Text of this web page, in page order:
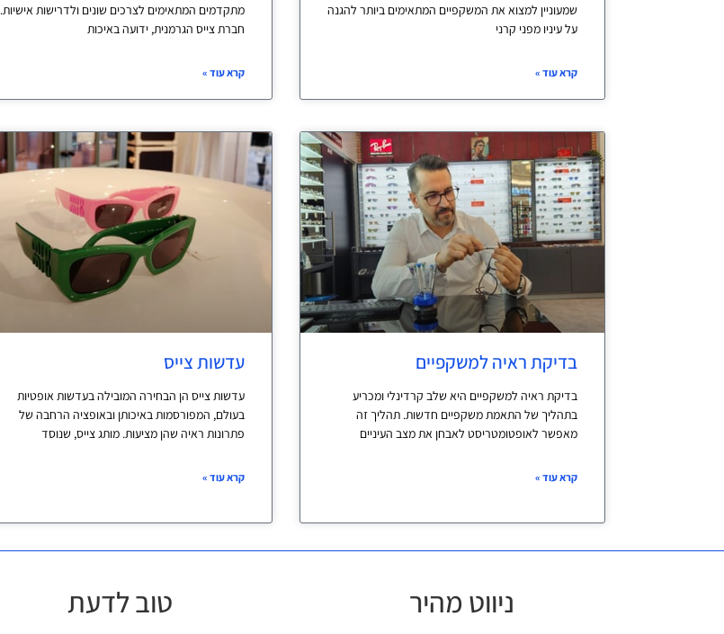
שמעוניין למצוא את המשקפיים המתאימים ביותר להגנה
על עיניו מפני קרני
קרא עוד »
מתקדמים המתאימים לצרכים שונים ולדרישות אישיות.
חברת צייס הגרמנית, ידועה באיכות
קרא עוד »
בדיקת ראיה למשקפיים
בדיקת ראיה למשקפיים היא שלב קרדינלי ומכריע
בתהליך של התאמת משקפיים חדשות. תהליך זה
מאפשר לאופטומטריסט לאבחן את מצב העיניים
קרא עוד »
עדשות צייס
עדשות צייס הן הבחירה המובילה בעדשות אופטיות
בעולם, המפורסמות באיכותן ובאופציה הרחבה של
פתרונות ראיה שהן מציעות. מותג צייס, שנוסד
קרא עוד »
ניווט מהיר טוב לדעת